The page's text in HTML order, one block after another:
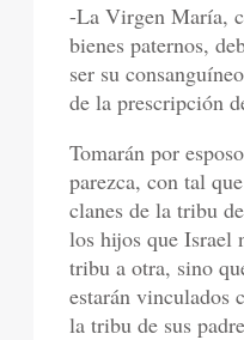
-La Virgen María,
bienes paternos,
ser su
de la prescripción
Tomarán por
parezca, con tal
clanes de la tribu
los hijos que Israel
tribu a otra, sino
estarán vinculados
la tribu de sus